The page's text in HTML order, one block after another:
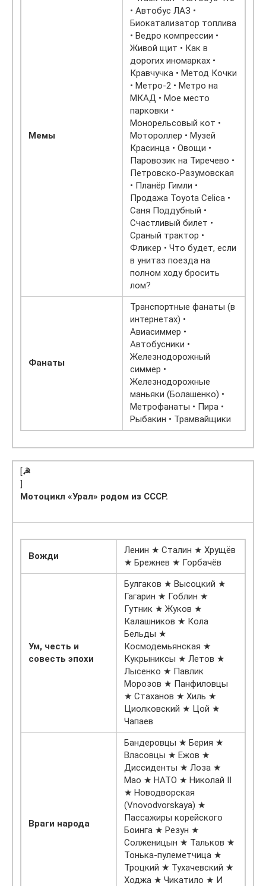
Мемы
• Автобус ЛАЗ •
Биокатализатор топлива
• Ведро компрессии •
Живой щит • Как в
дорогих иномарках •
Кравчучка • Метод Кочки
• Метро-2 • Метро на
МКАД • Мое место
парковки •
Монорельсовый кот •
Мотороллер • Музей
Красинца • Овощи •
Паровозик на Тиречево •
Петровско-Разумовская
• Планёр Гимли •
Продажа Toyota Celica •
Саня Поддубный •
Счастливый билет •
Сраный трактор •
Фликер • Что будет, если
в унитаз поезда на
полном ходу бросить
лом?
Фанаты
Транспортные фанаты (в
интернетах) •
Авиасиммер •
Автобусники •
Железнодорожный
симмер •
Железнодорожные
маньяки (Болашенко) •
Метрофанаты • Пира •
Рыбакин • Трамвайщики
[☭
]
Мотоцикл «Урал» родом из СССР.
Вожди
Ленин ★ Сталин ★ Хрущёв
★ Брежнев ★ Горбачёв
Ум, честь и
совесть эпохи
Булгаков ★ Высоцкий ★
Гагарин ★ Гоблин ★
Гутник ★ Жуков ★
Калашников ★ Кола
Бельды ★
Космодемьянская ★
Кукрыниксы ★ Летов ★
Лысенко ★ Павлик
Морозов ★ Панфиловцы
★ Стаханов ★ Хиль ★
Циолковский ★ Цой ★
Чапаев
Враги народа
Бандеровцы ★ Берия ★
Власовцы ★ Ежов ★
Диссиденты ★ Лоза ★
Мао ★ НАТО ★ Николай II
★ Новодворская
(Vnovodvorskaya) ★
Пассажиры корейского
Боинга ★ Резун ★
Солженицын ★ Тальков ★
Тонька-пулеметчица ★
Троцкий ★ Тухачевский ★
Ходжа ★ Чикатило ★ И